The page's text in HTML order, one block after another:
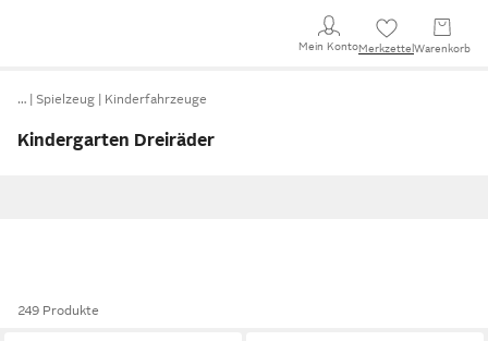
Mein KontoMerkzettel Warenkorb
… Spielzeug Kinderfahrzeuge
Kindergarten Dreiräder
249 Produkte